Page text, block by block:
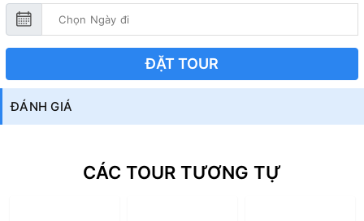
ĐẶT TOUR
ĐÁNH GIÁ
CÁC TOUR TƯƠNG TỰ